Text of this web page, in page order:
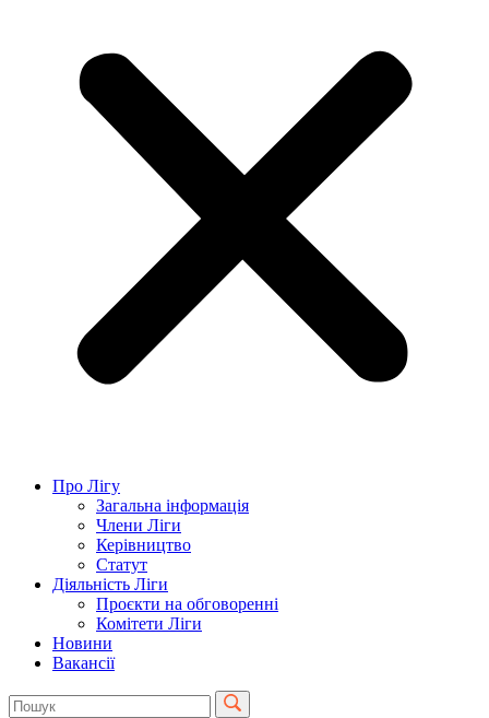
Про Лігу
Загальна інформація
Члени Ліги
Керівництво
Статут
Діяльність Ліги
Проєкти на обговоренні
Комітети Ліги
Новини
Вакансії